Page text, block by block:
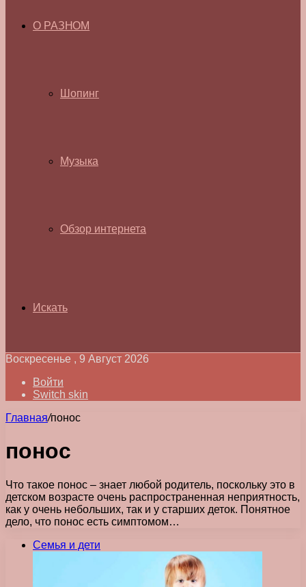
О РАЗНОМ
Шопинг
Музыка
Обзор интернета
Искать
Воскресенье , 9 Август 2026
Войти
Switch skin
Главная/понос
понос
Что такое понос – знает любой родитель, поскольку это в
детском возрасте очень распространенная неприятность,
как у очень небольших, так и у старших деток. Понятное
дело, что понос есть симптомом…
Семья и дети